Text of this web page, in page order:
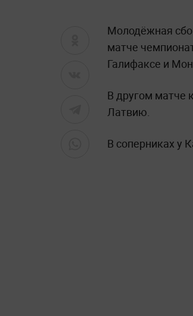
Молодёжная
матче
Галифаксе и
В другом матче
Латвию.
В соперниках у